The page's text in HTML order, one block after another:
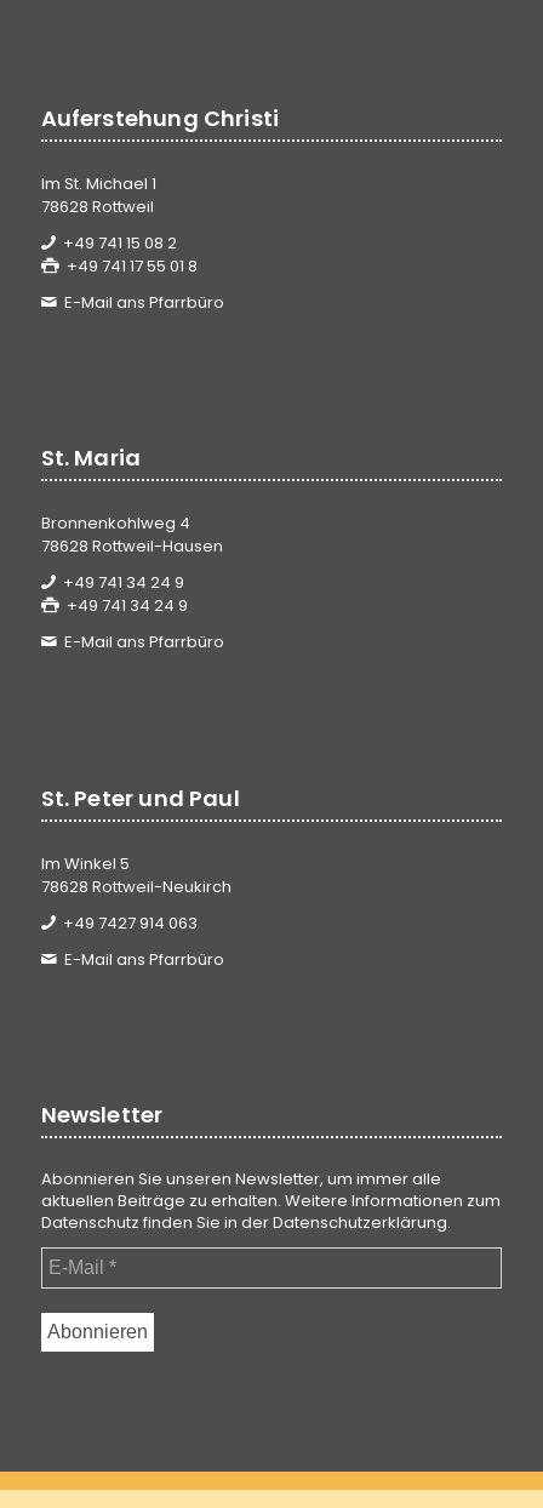
Auferstehung Christi
Im St. Michael 1
78628 Rottweil
+49 741 15 08 2
+49 741 17 55 01 8
E-Mail ans Pfarrbüro
St. Maria
Bronnenkohlweg 4
78628 Rottweil-Hausen
+49 741 34 24 9
+49 741 34 24 9
E-Mail ans Pfarrbüro
St. Peter und Paul
Im Winkel 5
78628 Rottweil-Neukirch
+49 7427 914 063
E-Mail ans Pfarrbüro
Newsletter
Abonnieren Sie unseren Newsletter, um immer alle
aktuellen Beiträge zu erhalten. Weitere Informationen zum
Datenschutz finden Sie in derDatenschutzerklärung.